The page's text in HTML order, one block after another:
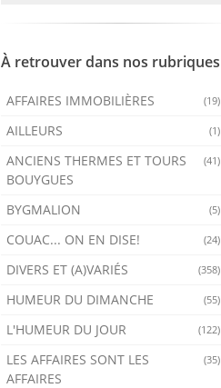
À retrouver dans nos rubriques
(19)
AFFAIRES IMMOBILIÈRES
(1)
AILLEURS
(41)
ANCIENS THERMES ET TOURS
BOUYGUES
(5)
BYGMALION
(24)
COUAC... ON EN DISE!
(358)
DIVERS ET (A)VARIÉS
(55)
HUMEUR DU DIMANCHE
(122)
L'HUMEUR DU JOUR
(35)
LES AFFAIRES SONT LES
AFFAIRES